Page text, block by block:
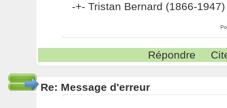
-+- Tristan Bernard (1866-1947)
Répondre
Re: Message d'erreur